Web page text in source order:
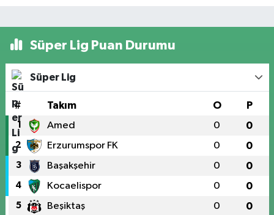
Süper Lig Puan Durumu
Süper Lig
# Takım O P
1 Amed 0 0
2 Erzurumspor FK 0 0
3 Başakşehir 0 0
4 Kocaelispor 0 0
5 Beşiktaş 0 0